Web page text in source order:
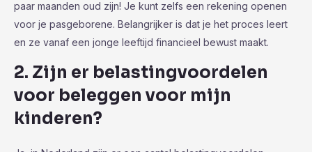
paar maanden oud zijn! Je kunt zelfs een rekening openen
voor je pasgeborene. Belangrijker is dat je het proces leert
en ze vanaf een jonge leeftijd financieel bewust maakt.
2. Zijn er belastingvoordelen
voor beleggen voor mijn
kinderen?